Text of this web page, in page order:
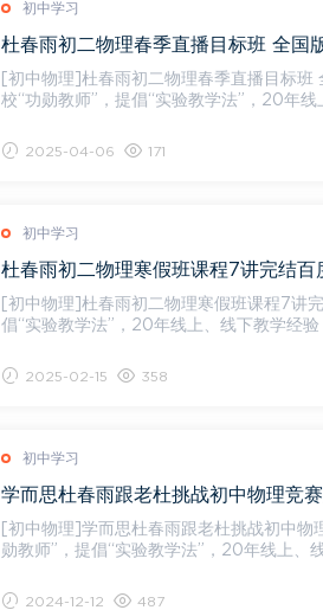
初中学习
杜春雨初二物理春季直播目标班 全国
[初中物理]杜春雨初二物理春季直播目标班 全国
校“功勋教师”，提倡“实验教学法”，20年
2025-04-06 171
初中学习
杜春雨初二物理寒假班课程7讲完结百
[初中物理]杜春雨初二物理寒假班课程7讲完结百度网盘免费下
倡“实验教学法”，20年线上、线下教学经
2025-02-15 358
初中学习
学而思杜春雨跟老杜挑战初中物理竞
[初中物理]学而思杜春雨跟老杜挑战初中物理竞赛题
勋教师”，提倡“实验教学法”，20年线上
2024-12-12 487